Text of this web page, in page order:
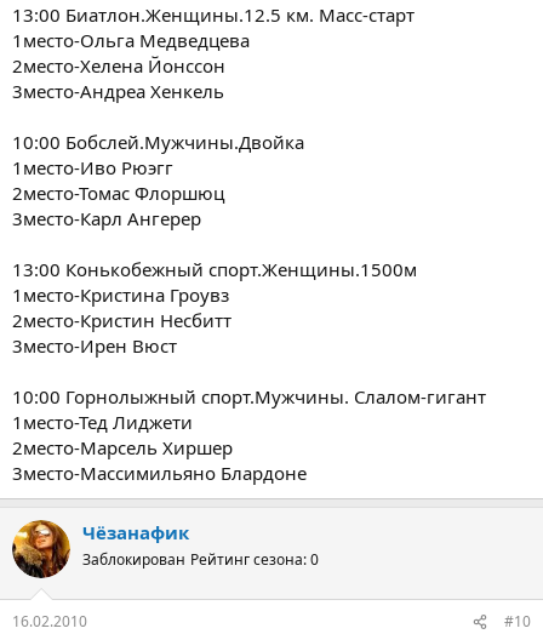
13:00 Биатлон.Женщины.12.5 км. Масс-старт
1место-Ольга Медведцева
2место-Хелена Йонссон
3место-Андреа Хенкель
10:00 Бобслей.Мужчины.Двойка
1место-Иво Рюэгг
2место-Томас Флоршюц
3место-Карл Ангерер
13:00 Конькобежный спорт.Женщины.1500м
1место-Кристина Гроувз
2место-Кристин Несбитт
3место-Ирен Вюст
10:00 Горнолыжный спорт.Мужчины. Слалом-гигант
1место-Тед Лиджети
2место-Марсель Хиршер
3место-Массимильяно Блардоне
Чёзанафик
Заблокирован Рейтинг сезона: 0
16.02.2010 #10